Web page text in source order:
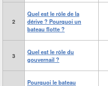
2
Quel est le rôle de la
dérive ? Pourquoi un
bateau flotte ?
3
Quel est le rôle du
gouvernail ?
Pourquoi le bateau